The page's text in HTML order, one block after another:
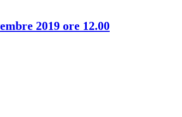
2019 ore 12.00